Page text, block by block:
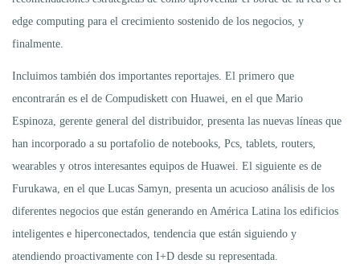
edge computing para el crecimiento sostenido de los negocios, y
finalmente.
Incluimos también dos importantes reportajes. El primero que
encontrarán es el de Compudiskett con Huawei, en el que Mario
Espinoza, gerente general del distribuidor, presenta las nuevas líneas que
han incorporado a su portafolio de notebooks, Pcs, tablets, routers,
wearables y otros interesantes equipos de Huawei. El siguiente es de
Furukawa, en el que Lucas Samyn, presenta un acucioso análisis de los
diferentes negocios que están generando en América Latina los edificios
inteligentes e hiperconectados, tendencia que están siguiendo y
atendiendo proactivamente con I+D desde su representada.